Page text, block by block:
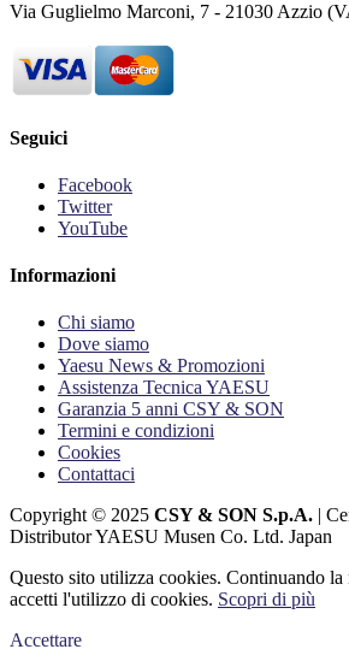
Via Guglielmo Marconi, 7 - 21030 Azzio
Seguici
Facebook
Twitter
YouTube
Informazioni
Chi siamo
Dove siamo
Yaesu News & Promozioni
Assistenza Tecnica YAESU
Garanzia 5 anni CSY & SON
Termini e condizioni
Cookies
Contattaci
Copyright © 2025 CSY & SON S.p.A. |
Distributor YAESU Musen Co. Ltd. Japan
Questo sito utilizza cookies. Continuando la
accetti l'utilizzo di cookies. Scopri di più
Accettare